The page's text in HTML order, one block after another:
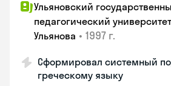
Ульяновский
педагогический
Ульянова • 1997 г.
Сформировал системный
греческому языку